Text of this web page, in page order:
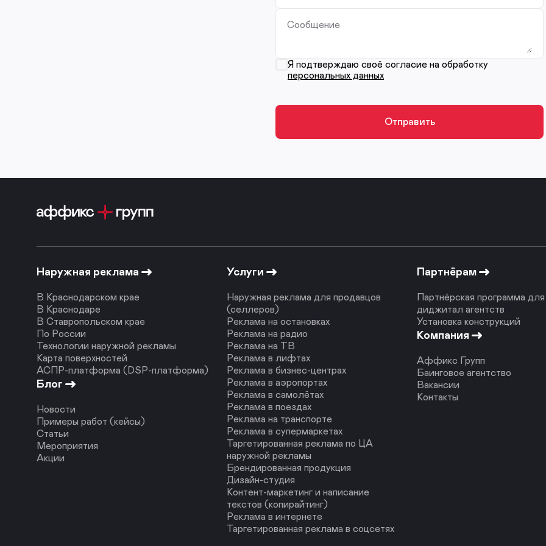
Сообщение
Я подтверждаю своё согласие на обработку
персональных данных
Наружная реклама
В Краснодарском крае
В Краснодаре
В Ставропольском крае
По России
Технологии наружной рекламы
Карта поверхностей
АСПР-платформа (DSP-платформа)
Блог
Новости
Примеры работ (кейсы)
Статьи
Мероприятия
Акции
Услуги
Наружная реклама для продавцов
(селлеров)
Реклама на остановках
Реклама на радио
Реклама на ТВ
Реклама в лифтах
Реклама в бизнес-центрах
Реклама в аэропортах
Реклама в самолётах
Реклама в поездах
Реклама на транспорте
Реклама в супермаркетах
Таргетированная реклама по ЦА
наружной рекламы
Брендированная продукция
Дизайн-студия
Контент-маркетинг и написание
текстов (копирайтинг)
Реклама в интернете
Таргетированная реклама в соцсетях
Партнёрам
Партнёрская программа для
диджитал агентств
Установка конструкций
Компания
Аффикс Групп
Баинговое агентство
Вакансии
Контакты